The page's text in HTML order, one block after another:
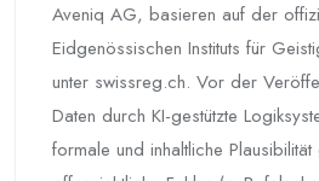
Aveniq AG, basieren auf der
Eidgenössischen Instituts für
unter swissreg.ch. Vor der
Daten durch KI-gestützte
formale und inhaltliche